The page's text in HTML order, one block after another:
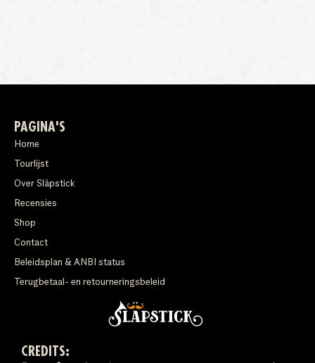
PAGINA'S
Home
Tourlijst
Over Släpstick
Recensies
Shop
Contact
Beleidsplan & ANBI status
Terugbetaal- en retourneringsbeleid
CREDITS: